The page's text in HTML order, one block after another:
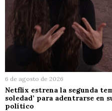
6 de agosto de 2026
Netflix estrena la segunda
soledad’ para adentrarse en
político